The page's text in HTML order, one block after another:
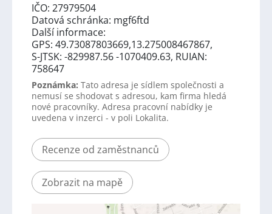
IČO: 27979504
Datová schránka: mgf6ftd
Další informace:
GPS: 49.73087803669,13.275008467867,
S-JTSK: -829987.56 -1070409.63, RUIAN:
758647
Poznámka: Tato adresa je sídlem společnosti a
nemusí se shodovat s adresou, kam firma hledá
nové pracovníky. Adresa pracovní nabídky je
uvedena v inzerci - v poli Lokalita.
Recenze od zaměstnanců
Zobrazit na mapě